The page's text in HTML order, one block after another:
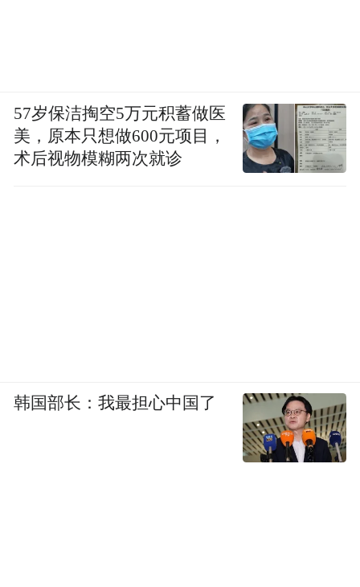
57岁保洁掏空5万元积蓄做医
美，原本只想做600元项目，
术后视物模糊两次就诊
韩国部长：我最担心中国了